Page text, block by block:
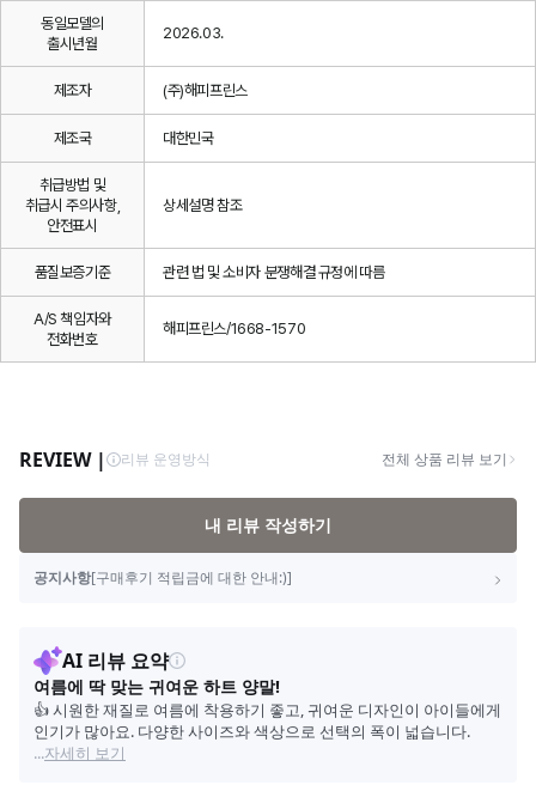
동일모델의
출시년월
2026.03.
제조자 (주)해피프린스
제조국 대한민국
취급방법 및
취급시 주의사항,
안전표시
상세설명 참조
품질보증기준 관련 법 및 소비자 분쟁해결 규정에 따름
A/S 책임자와
전화번호
해피프린스/1668-1570